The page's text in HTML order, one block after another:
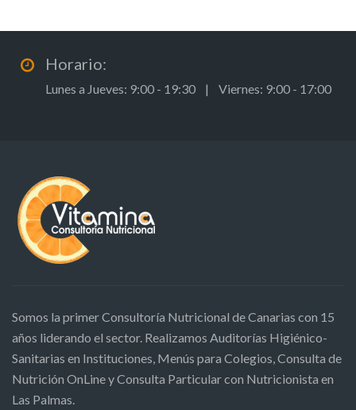
Horario:
Lunes a Jueves: 9:00 - 19:30 | Viernes: 9:00 - 17:00
Somos la primer Consultoría Nutricional de Canarias con 15
años liderando el sector. Realizamos Auditorías Higiénico-
Sanitarias en Instituciones, Menús para Colegios, Consulta de
Nutrición OnLine y Consulta Particular con Nutricionista en
Las Palmas.